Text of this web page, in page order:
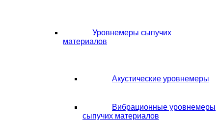
Уровнемеры сыпучих
материалов
Акустические уровнемеры
Вибрационные уровнемеры
сыпучих материалов